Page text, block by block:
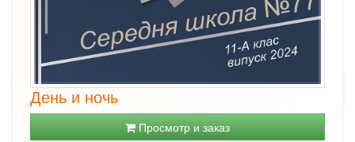
День и ночь
Просмотр и заказ